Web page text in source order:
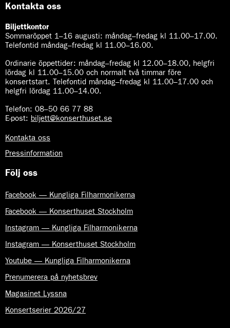
Kontakta oss
Biljettkontor
Sommaröppet 1–16 augusti: måndag–fredag kl 11.00–17.00.
Telefontid måndag–fredag kl 11.00–16.00.
Ordinarie öppettider: måndag–fredag kl 12.00–18.00, helgfri
lördag kl 11.00–15.00 och normalt två timmar före
konsertstart. Telefontid måndag–fredag kl 11.00–17.00 och
helgfri lördag 11.00–14.00.
Telefon: 08–50 66 77 88
E-post: biljett@konserthuset.se
Kontakta oss
Pressinformation
Följ oss
Facebook — Kungliga Filharmonikerna
Facebook — Konserthuset Stockholm
Instagram — Kungliga Filharmonikerna
Instagram — Konserthuset Stockholm
Youtube — Kungliga Filharmonikerna
Prenumerera på nyhetsbrev
Magasinet Lyssna
Konsertserier 2026/27